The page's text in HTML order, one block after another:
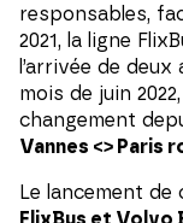
responsables,
2021, la ligne
l’arrivée de deux
mois de juin 2022,
changement
Vannes <> Paris
Le lancement